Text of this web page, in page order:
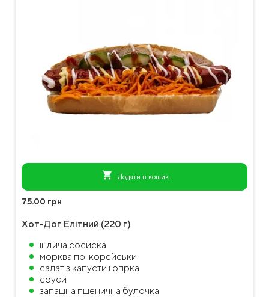
shopping_cart Додати в кошик
75.00 грн
Хот-Дог Елітний (220 г)
індича сосиска
морква по-корейськи
салат з капусти і огірка
соуси
запашна пшенична булочка